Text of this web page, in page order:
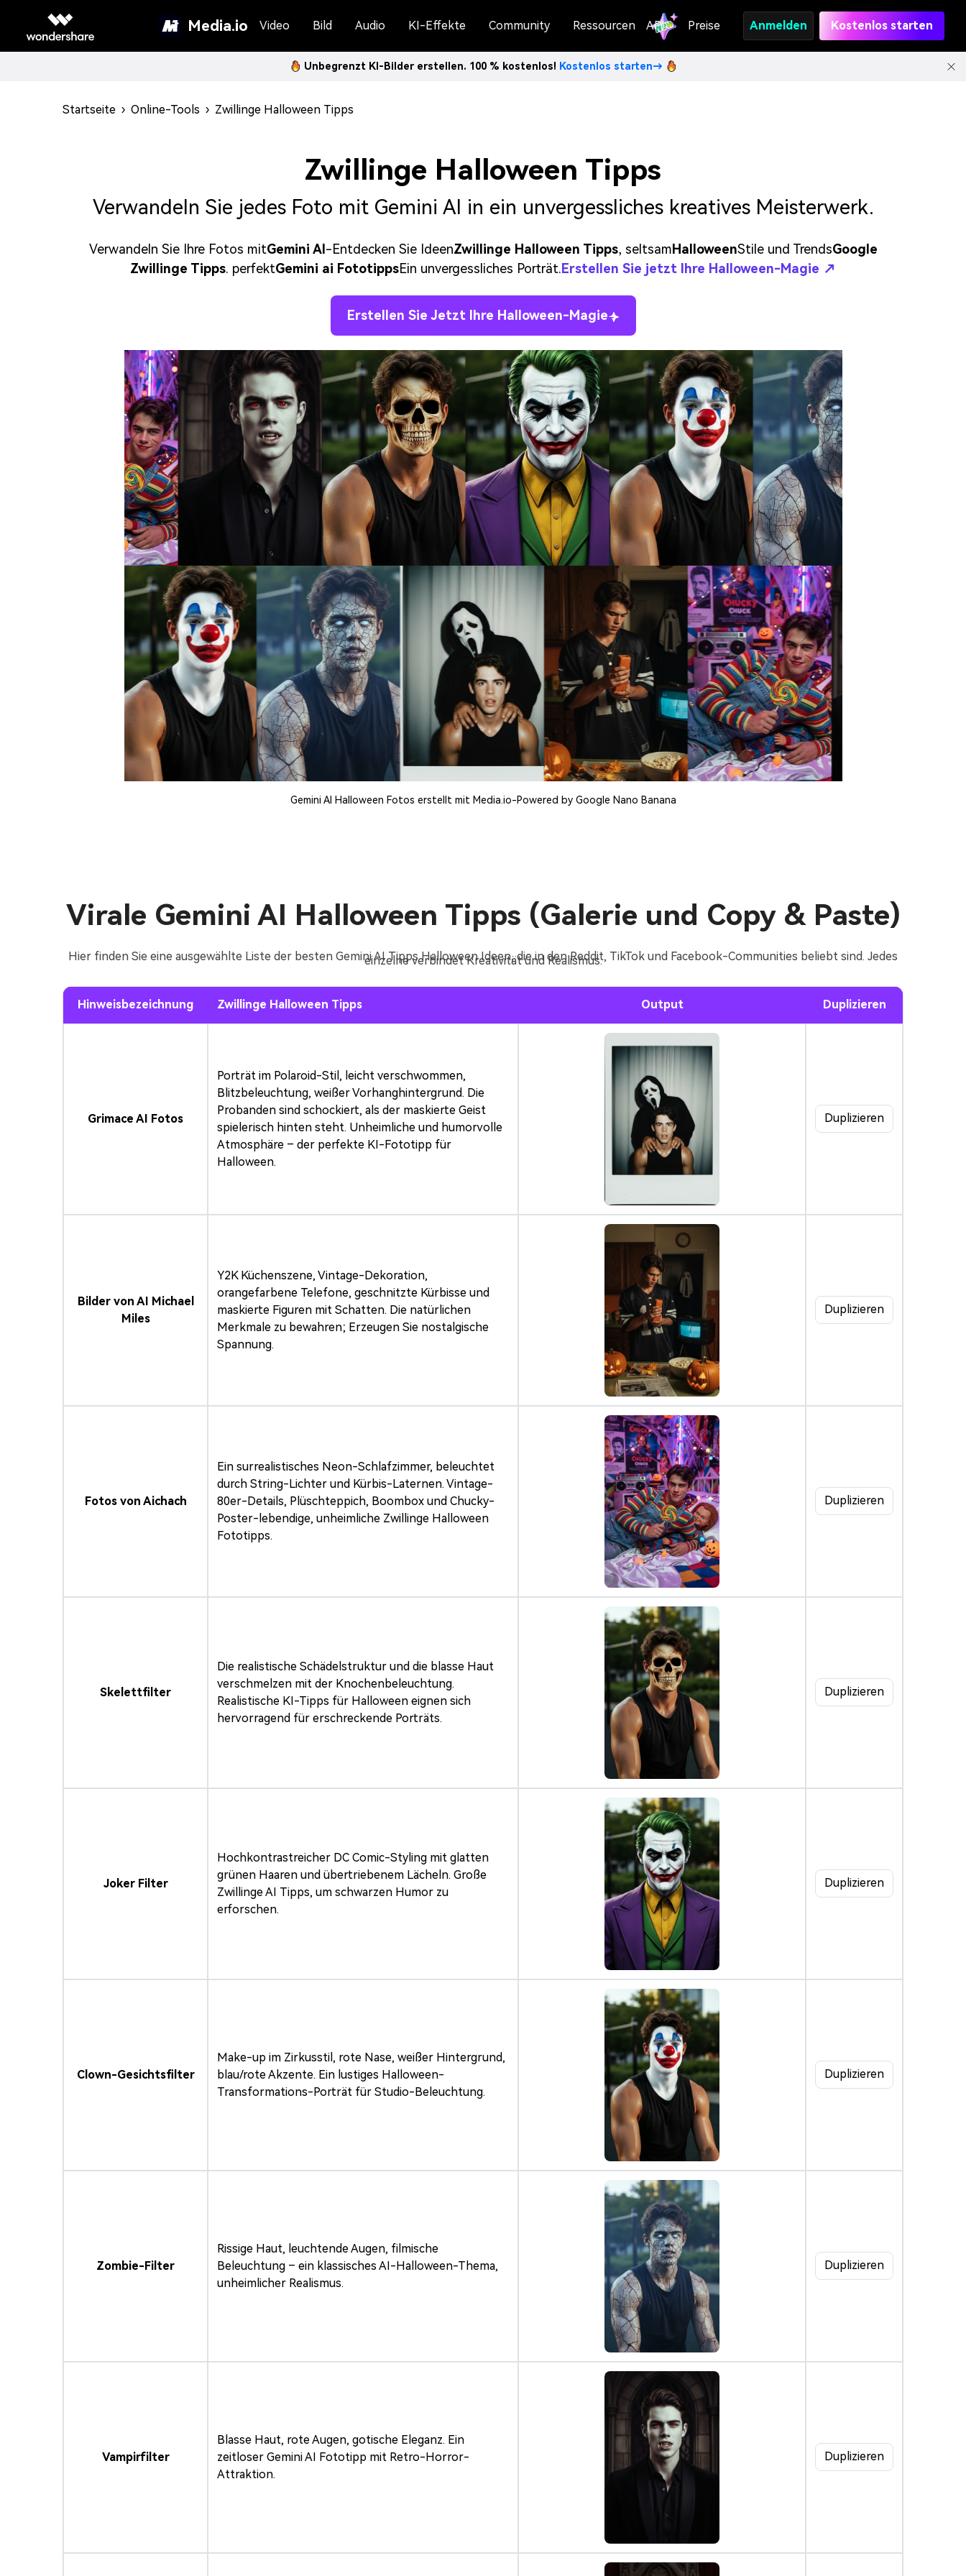
Media.io Video Bild Audio KI-Effekte Community Ressourcen API Preise Anmelden Kostenlos starten
Unbegrenzt KI-Bilder erstellen. 100 % kostenlos! Kostenlos starten→
Startseite › Online-Tools › Zwillinge Halloween Tipps
Zwillinge Halloween Tipps
Verwandeln Sie jedes Foto mit Gemini AI in ein unvergessliches kreatives Meisterwerk.
Verwandeln Sie Ihre Fotos mitGemini AI -Entdecken Sie IdeenZwillinge Halloween Tipps, seltsamHalloweenStile und TrendsGoogle
Zwillinge Tipps. perfektGemini ai FototippsEin unvergessliches Porträt.Erstellen Sie jetzt Ihre Halloween-Magie ↗
Erstellen Sie Jetzt Ihre Halloween-Magie
Gemini AI Halloween Fotos erstellt mit Media.io-Powered by Google Nano Banana
Virale Gemini AI Halloween Tipps (Galerie und Copy & Paste)
Hier finden Sie eine ausgewählte Liste der besten Gemini AI Tipps Halloween Ideen, die in den Reddit, TikTok und Facebook-Communities beliebt sind. Jedes
einzelne verbindet Kreativität und Realismus.
Hinweisbezeichnung Zwillinge Halloween Tipps Output Duplizieren
Grimace AI Fotos
Porträt im Polaroid-Stil, leicht verschwommen,
Blitzbeleuchtung, weißer Vorhanghintergrund. Die
Probanden sind schockiert, als der maskierte Geist
spielerisch hinten steht. Unheimliche und humorvolle
Atmosphäre – der perfekte KI-Fototipp für
Halloween.
Duplizieren
Bilder von AI Michael
Miles
Y2K Küchenszene, Vintage-Dekoration,
orangefarbene Telefone, geschnitzte Kürbisse und
maskierte Figuren mit Schatten. Die natürlichen
Merkmale zu bewahren; Erzeugen Sie nostalgische
Spannung.
Duplizieren
Fotos von Aichach
Ein surrealistisches Neon-Schlafzimmer, beleuchtet
durch String-Lichter und Kürbis-Laternen. Vintage-
80er-Details, Plüschteppich, Boombox und Chucky-
Poster-lebendige, unheimliche Zwillinge Halloween
Fototipps.
Duplizieren
Skelettfilter
Die realistische Schädelstruktur und die blasse Haut
verschmelzen mit der Knochenbeleuchtung.
Realistische KI-Tipps für Halloween eignen sich
hervorragend für erschreckende Porträts.
Duplizieren
Joker Filter
Hochkontrastreicher DC Comic-Styling mit glatten
grünen Haaren und übertriebenem Lächeln. Große
Zwillinge AI Tipps, um schwarzen Humor zu
erforschen.
Duplizieren
Clown-Gesichtsfilter
Make-up im Zirkusstil, rote Nase, weißer Hintergrund,
blau/rote Akzente. Ein lustiges Halloween-
Transformations-Porträt für Studio-Beleuchtung.
Duplizieren
Zombie-Filter
Rissige Haut, leuchtende Augen, filmische
Beleuchtung – ein klassisches AI-Halloween-Thema,
unheimlicher Realismus.
Duplizieren
Vampirfilter
Blasse Haut, rote Augen, gotische Eleganz. Ein
zeitloser Gemini AI Fototipp mit Retro-Horror-
Attraktion.
Duplizieren